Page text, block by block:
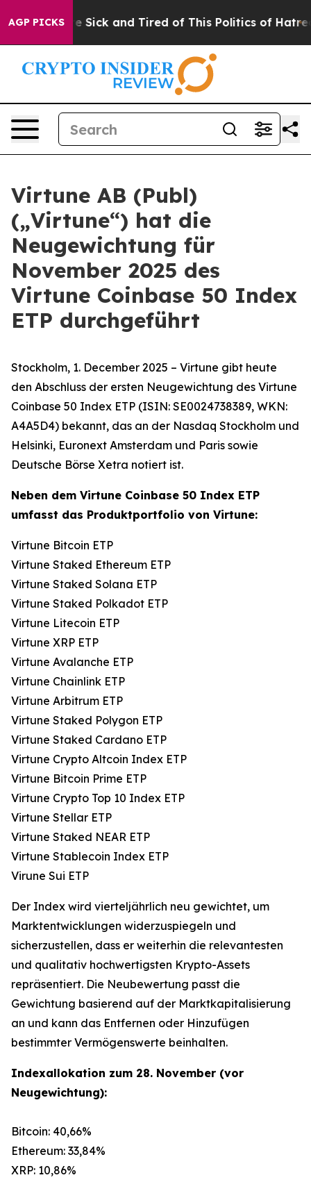
AGP PICKS
Are Sick and Tired of This Politics of Hatred”
Virtune AB (Publ)
(„Virtune“) hat die
Neugewichtung für
November 2025 des
Virtune Coinbase 50 Index
ETP durchgeführt
Stockholm, 1. December 2025 – Virtune gibt heute
den Abschluss der ersten Neugewichtung des Virtune
Coinbase 50 Index ETP (ISIN: SE0024738389, WKN:
A4A5D4) bekannt, das an der Nasdaq Stockholm und
Helsinki, Euronext Amsterdam und Paris sowie
Deutsche Börse Xetra notiert ist.
Neben dem Virtune Coinbase 50 Index ETP
umfasst das Produktportfolio von Virtune:
Virtune Bitcoin ETP
Virtune Staked Ethereum ETP
Virtune Staked Solana ETP
Virtune Staked Polkadot ETP
Virtune Litecoin ETP
Virtune XRP ETP
Virtune Avalanche ETP
Virtune Chainlink ETP
Virtune Arbitrum ETP
Virtune Staked Polygon ETP
Virtune Staked Cardano ETP
Virtune Crypto Altcoin Index ETP
Virtune Bitcoin Prime ETP
Virtune Crypto Top 10 Index ETP
Virtune Stellar ETP
Virtune Staked NEAR ETP
Virtune Stablecoin Index ETP
Virune Sui ETP
Der Index wird vierteljährlich neu gewichtet, um
Marktentwicklungen widerzuspiegeln und
sicherzustellen, dass er weiterhin die relevantesten
und qualitativ hochwertigsten Krypto-Assets
repräsentiert. Die Neubewertung passt die
Gewichtung basierend auf der Marktkapitalisierung
an und kann das Entfernen oder Hinzufügen
bestimmter Vermögenswerte beinhalten.
Indexallokation zum 28. November (vor
Neugewichtung):
Bitcoin: 40,66%
Ethereum: 33,84%
XRP: 10,86%